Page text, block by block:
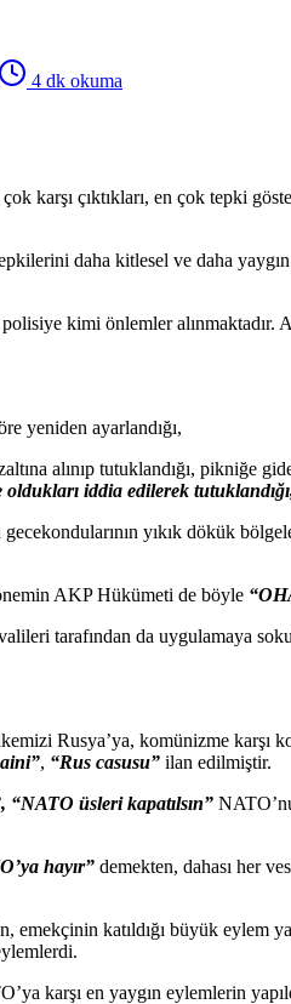
4 dk okuma
çok karşı çıktıkları, en çok tepki
daha kitlesel ve daha
kimi önlemler alınmaktadır.
yeniden ayarlandığı,
alınıp tutuklandığı, pikniğe
oldukları iddia edilerek
yıkık dökük
AKP Hükümeti de böyle
tarafından da uygulamaya
Rusya’ya, komünizme karşı
, “Rus casusu” ilan edilmiştir.
“NATO üsleri kapatılsın”
hayır” demekten, dahası her
emekçinin katıldığı büyük eylem
karşı en yaygın eylemlerin